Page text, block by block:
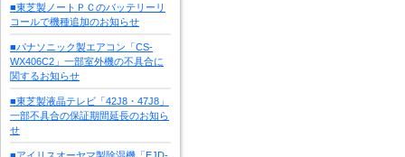
■東芝製ノートＰＣのバッテリーリ
コールで機種追加のお知らせ
■パナソニック製エアコン「CS-
WX406C2」一部室外機の不具合に
関するお知らせ
■東芝製液晶テレビ「42J8・47J8」
一部不具合の保証期間延長のお知ら
せ